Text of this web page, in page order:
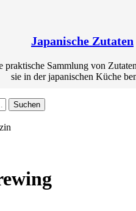
Japanische Zutaten
praktische Sammlung von
sie in der japanischen Küche
Suchen